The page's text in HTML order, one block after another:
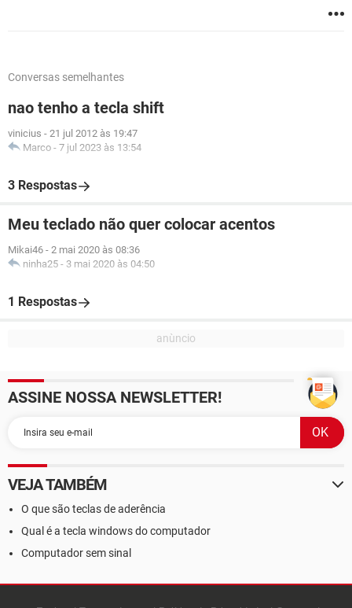
Conversas semelhantes
nao tenho a tecla shift
vinicius - 21 jul 2012 às 19:47
Marco - 7 jul 2023 às 13:54
3 Respostas
Meu teclado não quer colocar acentos
Mikai46 - 2 mai 2020 às 08:36
ninha25 - 3 mai 2020 às 04:50
1 Respostas
ASSINE NOSSA NEWSLETTER!
VEJA TAMBÉM
O que são teclas de aderência
Qual é a tecla windows do computador
Computador sem sinal